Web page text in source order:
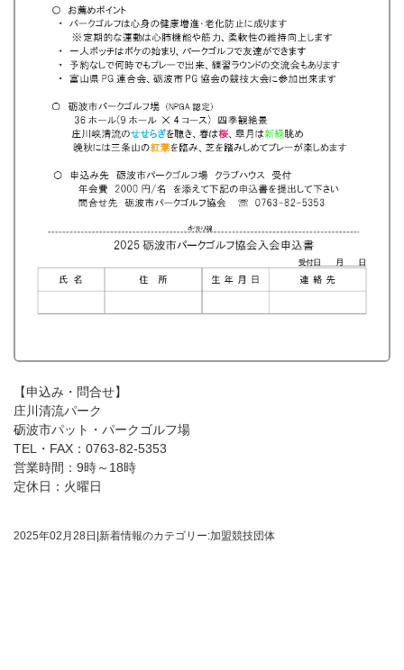
【申込み・問合せ】
庄川清流パーク
砺波市パット・パークゴルフ場
TEL・FAX：0763-82-5353
営業時間：9時～18時
定休日：火曜日
2025年02月28日 新着情報のカテゴリー:加盟競技団体